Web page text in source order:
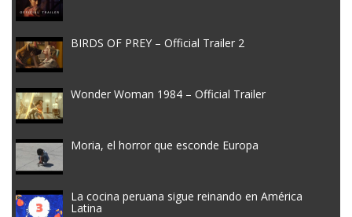
BIRDS OF PREY – Official Trailer 2
Wonder Woman 1984 – Official Trailer
Moria, el horror que esconde Europa
La cocina peruana sigue reinando en América
Latina